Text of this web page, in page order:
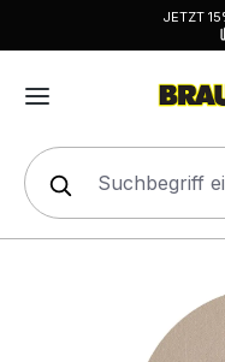
JETZT
Bildergalerie